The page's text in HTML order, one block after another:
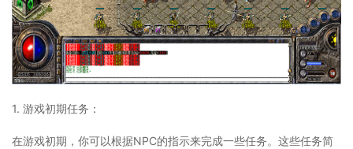
1. 游戏初期任务：
在游戏初期，你可以根据NPC的指示来完成一些任务。这些任务简